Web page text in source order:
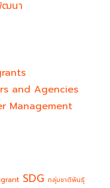
ฒนา
and Agencies
Management
SDG กลุ่มชาติพันธุ์